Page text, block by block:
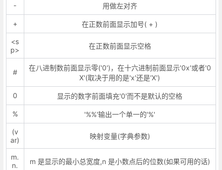
- 用做左对齐
+ 在正数前面显示加号( + )
<s
p>
在正数前面显示空格
#
在八进制数前面显示零('0')，在十六进制前面显示'0x'或者'0
X'(取决于用的是'x'还是'X')
0 显示的数字前面填充'0'而不是默认的空格
% '%%'输出一个单一的'%'
(v
ar)
映射变量(字典参数)
m.
n.
m 是显示的最小总宽度,n 是小数点后的位数(如果可用的话)